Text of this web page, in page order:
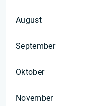
August
September
Oktober
November